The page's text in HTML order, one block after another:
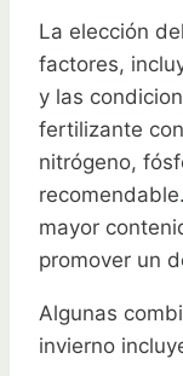
La elección
factores,
y las
fertilizante
nitrógeno,
mayor
promover un
Algunas
invierno